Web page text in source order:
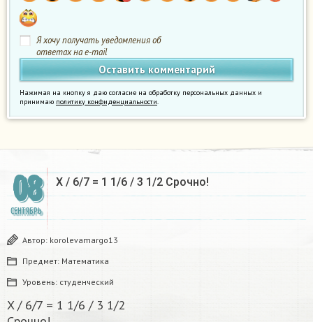
Я хочу получать уведомления об
ответах на e-mail
Нажимая на кнопку я даю согласие на обработку персональных данных и
принимаю политику конфиденциальности.
08
СЕНТЯБРЬ
X / 6/7 = 1 1/6 / 3 1/2 Срочно! ​
Автор: korolevamargo13
Предмет: Математика
Уровень: студенческий
X / 6/7 = 1 1/6 / 3 1/2